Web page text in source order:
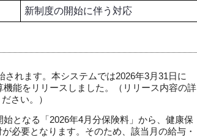
新制度の開始に伴う対応
れます。本システムでは2026年3月31日に
能をリリースしました。（リリース内容の詳
さい。）
となる「2026年4月分保険料」から、健康保
必要となります。そのため、該当月の給与・